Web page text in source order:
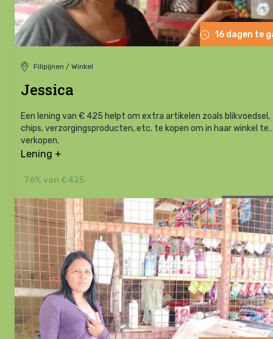
16 dagen te
Filipijnen / Winkel
Jessica
Een lening van € 425 helpt om extra artikelen zoals blikvoedsel,
chips, verzorgingsproducten, etc. te kopen om in haar winkel te
verkopen.
Lening +
76% van €425